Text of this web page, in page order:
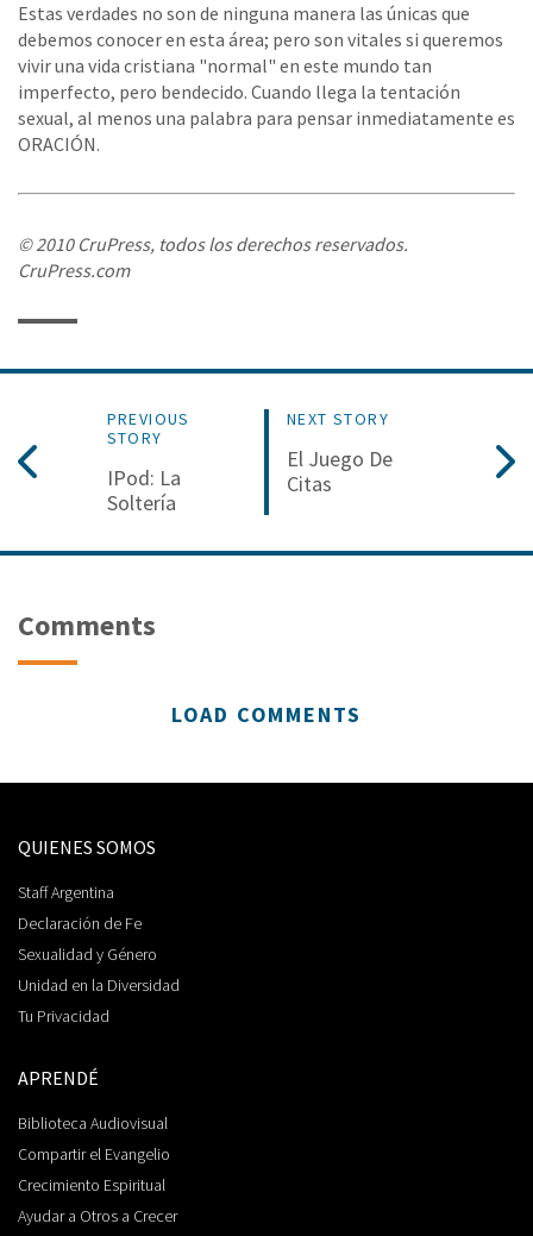
Estas verdades no son de ninguna manera las únicas que
debemos conocer en esta área; pero son vitales si queremos
vivir una vida cristiana "normal" en este mundo tan
imperfecto, pero bendecido. Cuando llega la tentación
sexual, al menos una palabra para pensar inmediatamente es
ORACIÓN.
© 2010 CruPress, todos los derechos reservados.
CruPress.com
PREVIOUS
STORY
IPod: La
Soltería
NEXT STORY
El Juego De
Citas
Comments
LOAD COMMENTS
QUIENES SOMOS
Staff Argentina
Declaración de Fe
Sexualidad y Género
Unidad en la Diversidad
Tu Privacidad
APRENDÉ
Biblioteca Audiovisual
Compartir el Evangelio
Crecimiento Espiritual
Ayudar a Otros a Crecer